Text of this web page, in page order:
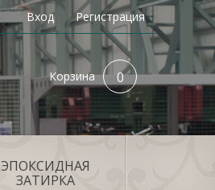
Вход Регистрация
Корзина 0
ЭПОКСИДНАЯ
ЗАТИРКА